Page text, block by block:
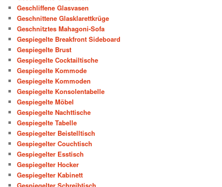
Geschliffene Glasvasen
Geschnittene Glasklarettkrüge
Geschnitztes Mahagoni-Sofa
Gespiegelte Breakfront Sideboard
Gespiegelte Brust
Gespiegelte Cocktailtische
Gespiegelte Kommode
Gespiegelte Kommoden
Gespiegelte Konsolentabelle
Gespiegelte Möbel
Gespiegelte Nachttische
Gespiegelte Tabelle
Gespiegelter Beistelltisch
Gespiegelter Couchtisch
Gespiegelter Esstisch
Gespiegelter Hocker
Gespiegelter Kabinett